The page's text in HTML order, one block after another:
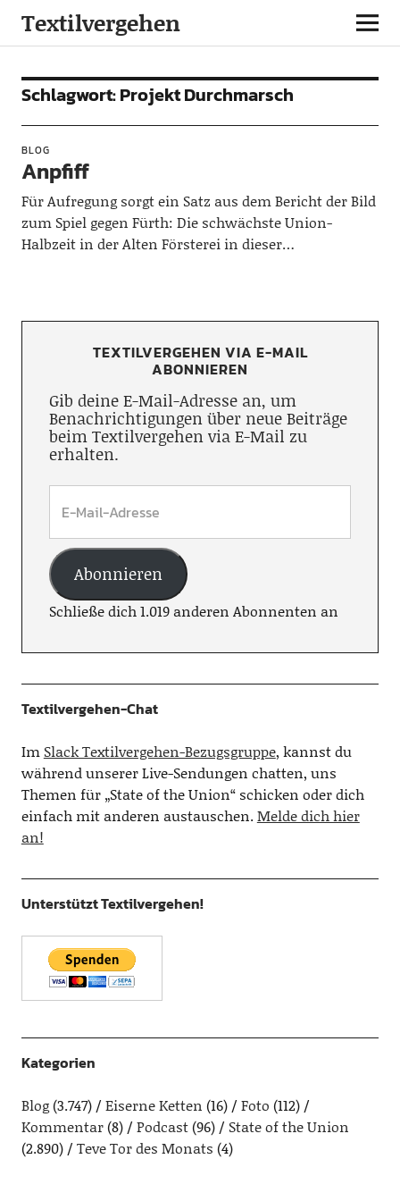
Textilvergehen
Schlagwort:Projekt Durchmarsch
BLOG
Anpfiff
Für Aufregung sorgt ein Satz aus dem Bericht der Bild
zum Spiel gegen Fürth: Die schwächste Union-
Halbzeit in der Alten Försterei in dieser…
TEXTILVERGEHEN VIA E-MAIL
ABONNIEREN
Gib deine E-Mail-Adresse an, um
Benachrichtigungen über neue Beiträge
beim Textilvergehen via E-Mail zu
erhalten.
Abonnieren
Schließe dich 1.019 anderen Abonnenten an
Textilvergehen-Chat
Im Slack Textilvergehen-Bezugsgruppe, kannst du
während unserer Live-Sendungen chatten, uns
Themen für „State of the Union“ schicken oder dich
einfach mit anderen austauschen.Melde dich hier
an!
Unterstützt Textilvergehen!
Kategorien
Blog(3.747) Eiserne Ketten (16) Foto (112)
Kommentar(8) Podcast(96)
State of the Union
(2.890)
Teve Tor des Monats (4)